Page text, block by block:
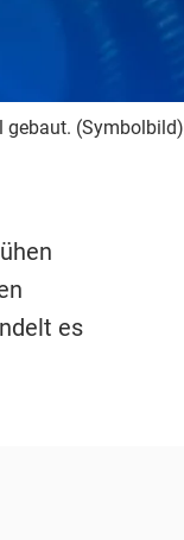
gebaut. (Symbolbild)
es